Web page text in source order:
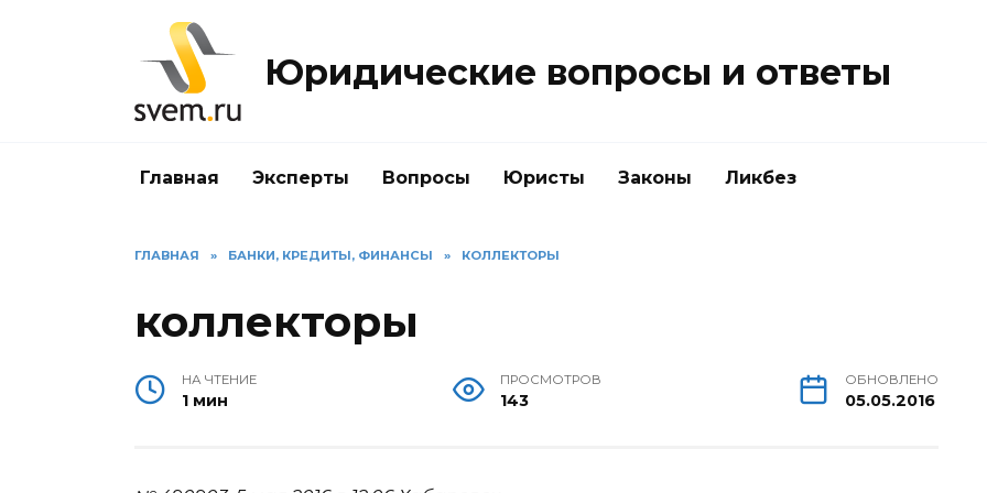
Юридические вопросы и ответы
Главная Эксперты Вопросы Юристы Законы Ликбез
ГЛАВНАЯ » БАНКИ, КРЕДИТЫ, ФИНАНСЫ » КОЛЛЕКТОРЫ
коллекторы
НА ЧТЕНИЕ
1 мин
ПРОСМОТРОВ
143
ОБНОВЛЕНО
05.05.2016